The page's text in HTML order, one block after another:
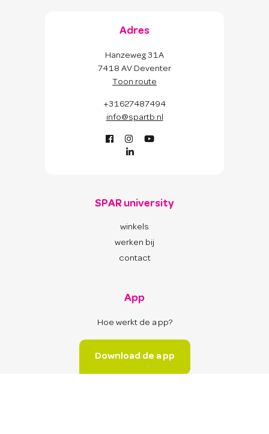
Adres
Hanzeweg 31A
7418 AV Deventer
Toon route
+31627487494
info@spartb.nl
SPAR university
winkels
werken bij
contact
App
Hoe werkt de app?
Download de app